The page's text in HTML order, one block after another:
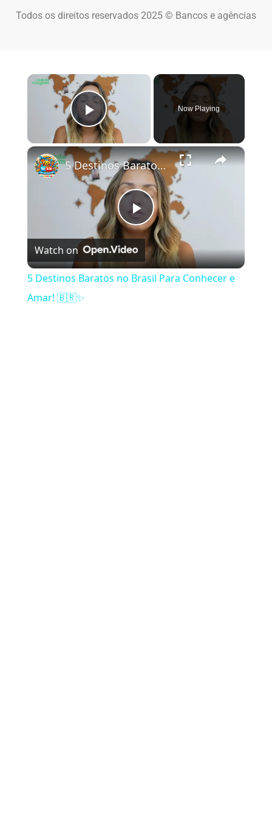
Todos os direitos reservados 2025 © Bancos e agências
×
Play Video
Now Playing
×
Play Video
5 Destinos Baratos no Brasil Para Conhecer e Amar! 🇧🇷✨
Watch on
5 Destinos Baratos no Brasil Para Conhecer e
Amar! 🇧🇷✨